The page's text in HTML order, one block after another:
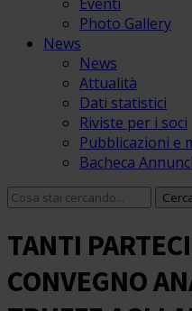
Photo Gallery
News
News
Attualità
Dati statistici
Riviste per i soci
Pubblicazioni e
Bacheca Annunci
TANTI
CONVEGNO